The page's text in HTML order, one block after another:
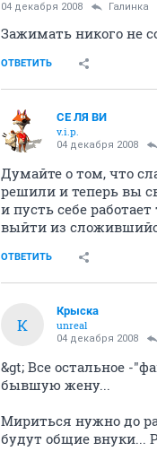
04 декабря 2008 Галинка
Зажимать никого не
ОТВЕТИТЬ
СЕ ЛЯ ВИ
v.i.p.
04 декабря 2008
Думайте о том, что
решили и теперь вы
и пусть себе
выйти из
ОТВЕТИТЬ
К
Крыска
unreal
04 декабря 2008
&gt; Все остальное -
бывшую жену...
Мириться нужно до
будут общие внуки...